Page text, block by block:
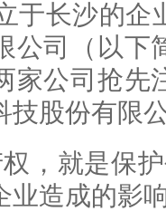
于长沙的
公司（以下
家公司抢先
技股份有限
，就是保
业造成的影